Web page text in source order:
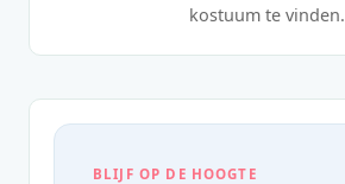
kostuum te vinden.
BLIJF OP DE HOOGTE